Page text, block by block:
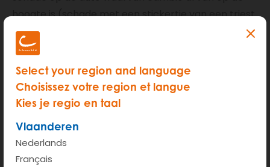
Select your region and language
Choisissez votre region et langue
Kies je regio en taal
Vlaanderen
Nederlands
Français
hoogte is (schade met een stickertje van een triest
gezichtje). Deze schade moet je niet doorbellen.